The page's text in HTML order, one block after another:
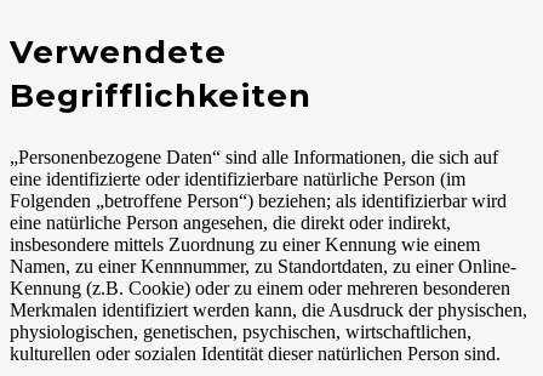
Verwendete
Begrifflichkeiten
„Personenbezogene Daten“ sind alle Informationen, die sich auf
eine identifizierte oder identifizierbare natürliche Person (im
Folgenden „betroffene Person“) beziehen; als identifizierbar wird
eine natürliche Person angesehen, die direkt oder indirekt,
insbesondere mittels Zuordnung zu einer Kennung wie einem
Namen, zu einer Kennnummer, zu Standortdaten, zu einer Online-
Kennung (z.B. Cookie) oder zu einem oder mehreren besonderen
Merkmalen identifiziert werden kann, die Ausdruck der physischen,
physiologischen, genetischen, psychischen, wirtschaftlichen,
kulturellen oder sozialen Identität dieser natürlichen Person sind.